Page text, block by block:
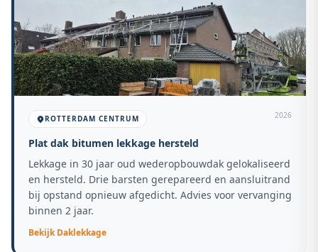
ROTTERDAM CENTRUM 2026
Plat dak bitumen lekkage hersteld
Lekkage in 30 jaar oud wederopbouwdak gelokaliseerd
en hersteld. Drie barsten gerepareerd en aansluitrand
bij opstand opnieuw afgedicht. Advies voor vervanging
binnen 2 jaar.
BekijkDaklekkage